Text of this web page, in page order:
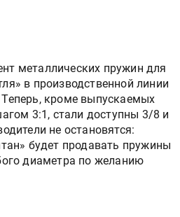
металлических пружин для
в производственной линии
кроме выпускаемых
3:1, стали доступны 3/8 и
не остановятся:
будет продавать пружины
диаметра по желанию